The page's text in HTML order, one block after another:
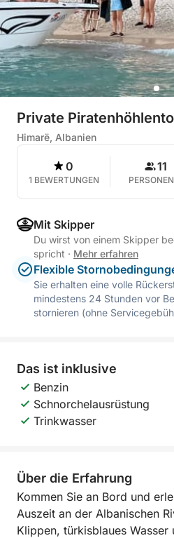
Private
Himarë, Albanien
0
1 BEWERTUNGEN
11
PERSONEN
Mit Skipper
Du wirst von einem Skipper
spricht · Mehr erfahren
Flexible
Sie erhalten eine volle
mindestens 24 Stunden vor
stornieren (ohne
Das ist inklusive
Benzin
Schnorchelausrüstung
Trinkwasser
Über die Erfahrung
Kommen Sie an Bord und
Auszeit an der Albanischen
Klippen, türkisblaues Wasser